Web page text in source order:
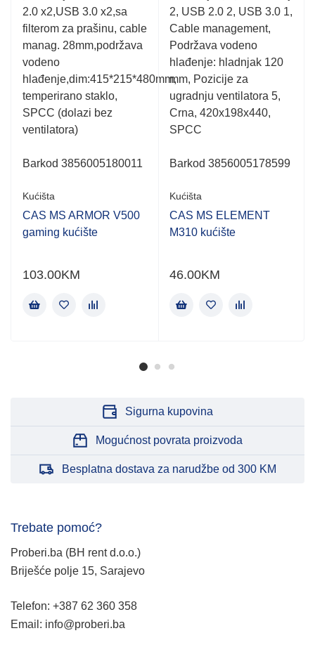
2.0 x2,USB 3.0 x2,sa
filterom za prašinu, cable
manag. 28mm,podržava
vodeno
hlađenje,dim:415*215*480mm,
temperirano staklo,
SPCC (dolazi bez
ventilatora)
Barkod 3856005180011
Kućišta
CAS MS ARMOR V500
gaming kućište
103.00KM
2, USB 2.0 2, USB 3.0 1,
Cable management,
Podržava vodeno
hlađenje: hladnjak 120
mm, Pozicije za
ugradnju ventilatora 5,
Crna, 420x198x440,
SPCC
Barkod 3856005178599
Kućišta
CAS MS ELEMENT
M310 kućište
46.00KM
Sigurna kupovina
Mogućnost povrata proizvoda
Besplatna dostava za narudžbe od 300 KM
Trebate pomoć?
Proberi.ba (BH rent d.o.o.)
Briješće polje 15, Sarajevo
Telefon: +387 62 360 358
Email: info@proberi.ba